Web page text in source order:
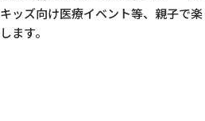
ッズ向け医療イベント等、親子で
ます。